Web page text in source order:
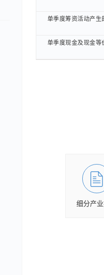
单季度筹资活动产生
单季度现金及现金等
单季度筹资活动产生
单季度现金及现金等
细分产